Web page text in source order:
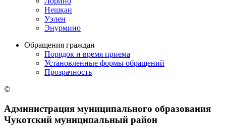
Нешкан
Уэлен
Энурмино
Обращения граждан
Порядок и время приема
Установленные формы обращений
Прозрачность
©
Администрация муниципального образования
Чукотский муниципальный район